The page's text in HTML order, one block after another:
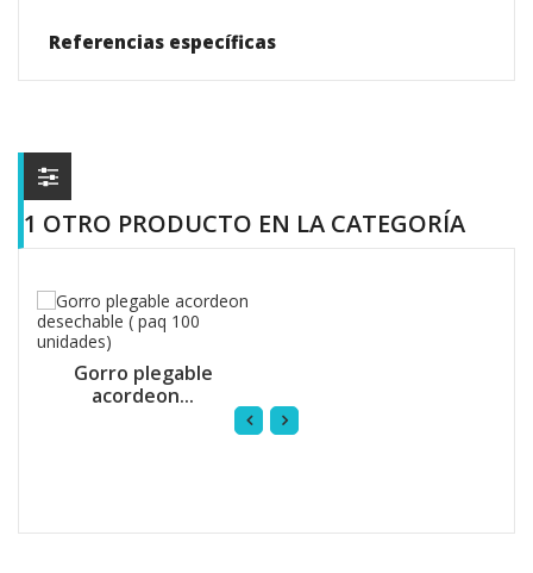
Referencias específicas
1 OTRO PRODUCTO EN LA CATEGORÍA
Gorro plegable
acordeon...